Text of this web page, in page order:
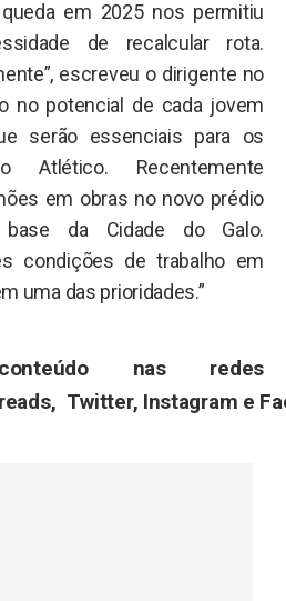
em 2025 nos permitiu
de recalcular rota.
escreveu o dirigente no
no potencial de cada jovem
serão essenciais para os
Atlético. Recentemente
em obras no novo prédio
da Cidade do Galo.
condições de trabalho em
uma das prioridades.”
nas redes
, Twitter, Instagram e